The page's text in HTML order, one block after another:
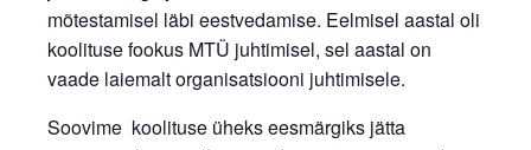
mõtestamisel läbi eestvedamise. Eelmisel aastal oli
koolituse fookus MTÜ juhtimisel, sel aastal on
vaade laiemalt organisatsiooni juhtimisele.
Soovime koolituse üheks eesmärgiks jätta